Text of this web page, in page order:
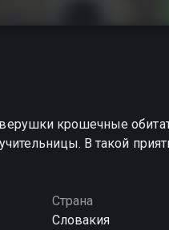
крошечные
В такой
Страна
Словакия